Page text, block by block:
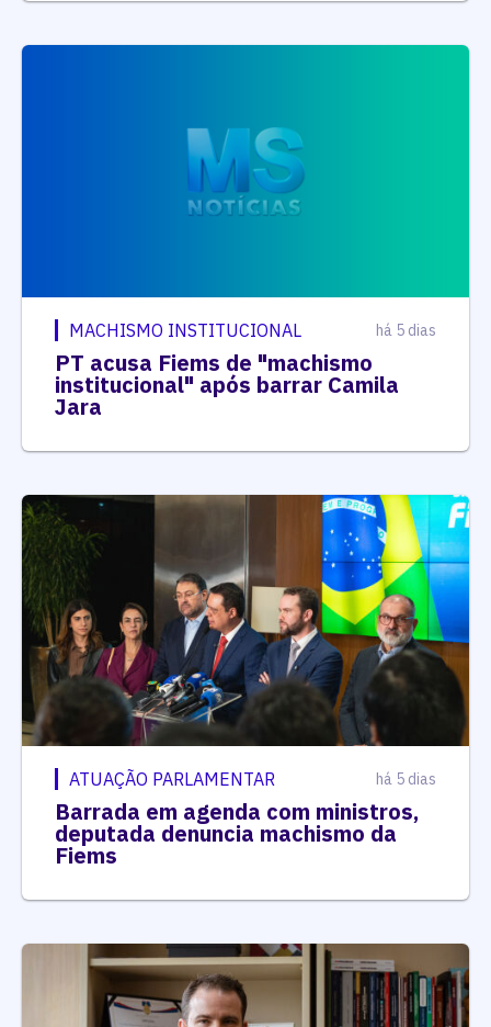
MACHISMO INSTITUCIONAL há 5 dias
PT acusa Fiems de "machismo
institucional" após barrar Camila
Jara
ATUAÇÃO PARLAMENTAR há 5 dias
Barrada em agenda com ministros,
deputada denuncia machismo da
Fiems